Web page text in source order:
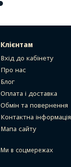
Клієнтам
Вхід до кабінету
Про нас
Блог
Оплата і доставка
Обмін та повернення
Контактна інформація
Мапа сайту
Ми в соцмережах